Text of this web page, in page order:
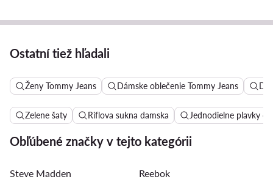
Ostatní tiež hľadali
Ženy Tommy Jeans Dámske oblečenie Tommy Jeans
Zelene šaty Riflova sukna damska Jednodielne plavky
Obľúbené značky v tejto kategórii
Steve Madden Reebok